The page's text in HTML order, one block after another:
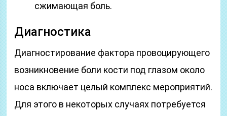
сжимающая боль.
Диагностика
Диагностирование фактора провоцирующего
возникновение боли кости под глазом около
носа включает целый комплекс мероприятий.
Для этого в некоторых случаях потребуется